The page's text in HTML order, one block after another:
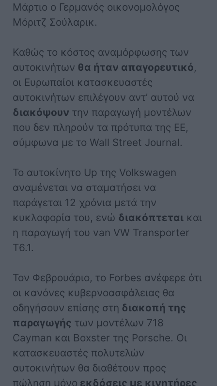
Μάρτιο ο Γερμανός οικονομολόγος
Μόριτζ Σούλαρικ.
Καθώς το κόστος αναμόρφωσης των
αυτοκινήτων θα ήταν απαγορευτικό,
οι Ευρωπαίοι κατασκευαστές
αυτοκινήτων επιλέγουν αντ’ αυτού να
διακόψουν την παραγωγή μοντέλων
που δεν πληρούν τα πρότυπα της ΕΕ,
σύμφωνα με το Wall Street Journal.
Το αυτοκίνητο Up της Volkswagen
αναμένεται να σταματήσει να
παράγεται 12 χρόνια μετά την
κυκλοφορία του, ενώ διακόπτεται και
η παραγωγή του van VW Transporter
T6.1.
Τον Φεβρουάριο, το Forbes ανέφερε ότι
οι κανόνες κυβερνοασφάλειας θα
οδηγήσουν επίσης στη διακοπή της
παραγωγής των μοντέλων 718
Cayman και Boxster της Porsche. Οι
κατασκευαστές πολυτελών
αυτοκινήτων θα διαθέτουν προς
πώληση μόνο εκδόσεις με κινητήρες